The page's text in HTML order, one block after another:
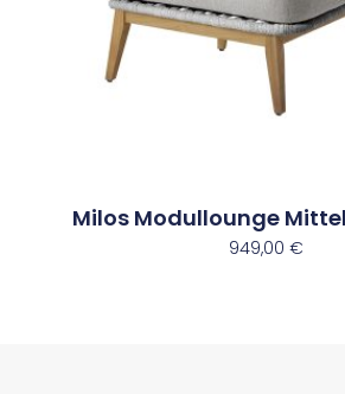
Milos Modullounge
949,00 €